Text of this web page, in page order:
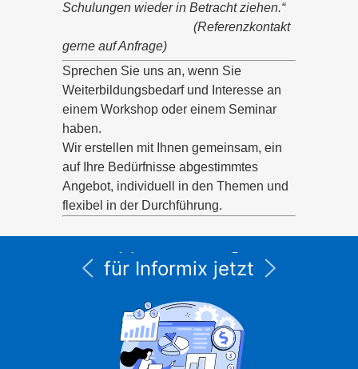
Schulungen wieder in Betracht ziehen.“
(Referenzkontakt
gerne auf Anfrage)
Sprechen Sie uns an, wenn Sie
Weiterbildungsbedarf und Interesse an
einem Workshop oder einem Seminar
haben.
Wir erstellen mit Ihnen gemeinsam, ein
auf Ihre Bedürfnisse abgestimmtes
Angebot, individuell in den Themen und
flexibel in der Durchführung.
Alle Service- und
Supportleistungen
für Informix jetzt
unter CURSOR
Expert Solutions